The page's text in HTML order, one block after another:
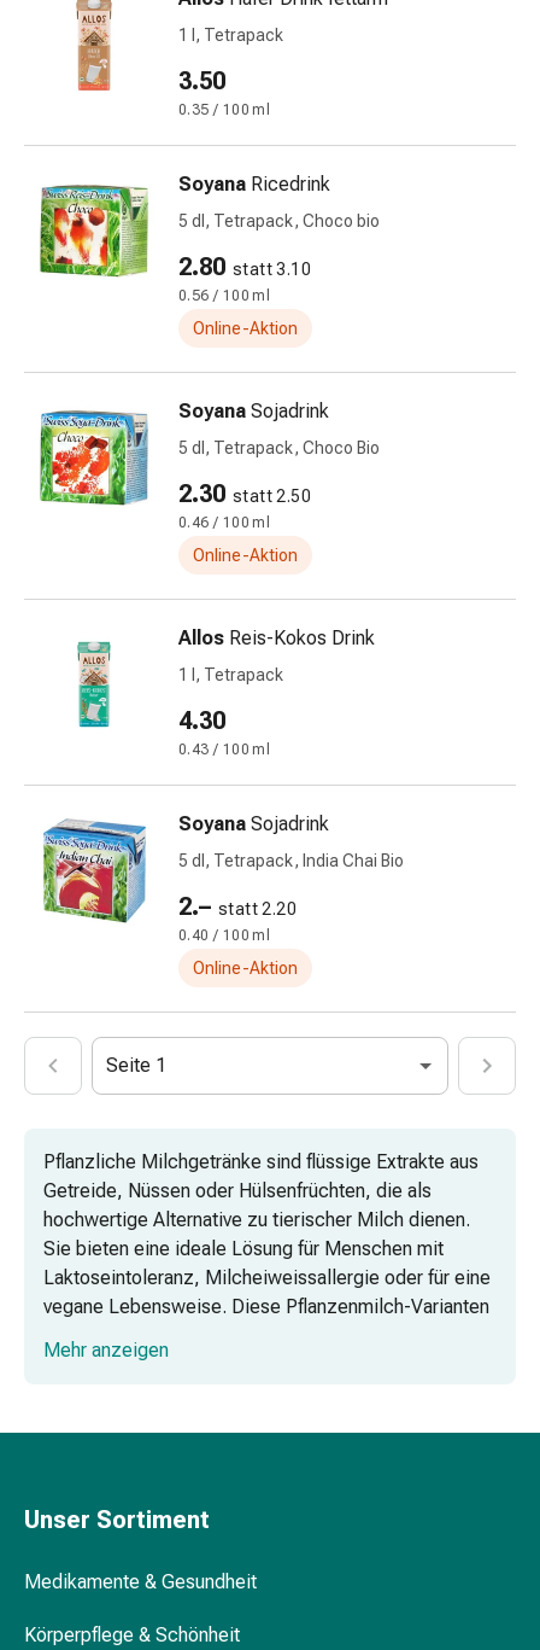
mittel
Zeckenschutz
Zeckenpinzette
Anti-
Wurmmittel
Rezeptpflichtige
Arzneimittel
Rezeptpflichtige
Arzneimittel
Vaginalbeschwerden
Menstruation
Wechseljahre
Scheideninfektion
Vaginalgesundheit
Vitamine
Mineralstoffe
Vitamine
Kombipräparate
Zahn-
&
Mundgesundheit
Kariesprophylaxe
Trockener
Mund
(Xerostomie)
Munddesinfektionsmittel
Aphten
Mundentzündungen
Medikamente
Haarausfallpräparate
Kopfhautbeschwerden
Kopfläuse
&
Schönheit
Gesichtspflege
Augenpflege
Peeling
Pflegemasken
Reinigungs-
Nachtcreme
Gesichtswasser
Gesichtsöl
1 l, Tetrapack
3.50
0.35 / 100 ml
Soyana Ricedrink
5 dl, Tetrapack, Choco bio
2.80 statt 3.10
0.56 / 100 ml
Online-Aktion
Soyana Sojadrink
5 dl, Tetrapack, Choco Bio
2.30 statt 2.50
0.46 / 100 ml
Online-Aktion
Allos Reis-Kokos Drink
1 l, Tetrapack
4.30
0.43 / 100 ml
Soyana Sojadrink
5 dl, Tetrapack, India Chai Bio
2.– statt 2.20
0.40 / 100 ml
Online-Aktion
Seite 1
Pflanzliche Milchgetränke sind flüssige Extrakte aus
Getreide, Nüssen oder Hülsenfrüchten, die als
hochwertige Alternative zu tierischer Milch dienen.
Sie bieten eine ideale Lösung für Menschen mit
Laktoseintoleranz, Milcheiweissallergie oder für eine
vegane Lebensweise. Diese Pflanzenmilch-Varianten
zeichnen sich durch ihre vielfältigen Nährstoffprofile
und geschmacklichen Nuancen aus, die von süsslich-
Mehr anzeigen
Unser Sortiment
Medikamente & Gesundheit
Körperpflege & Schönheit